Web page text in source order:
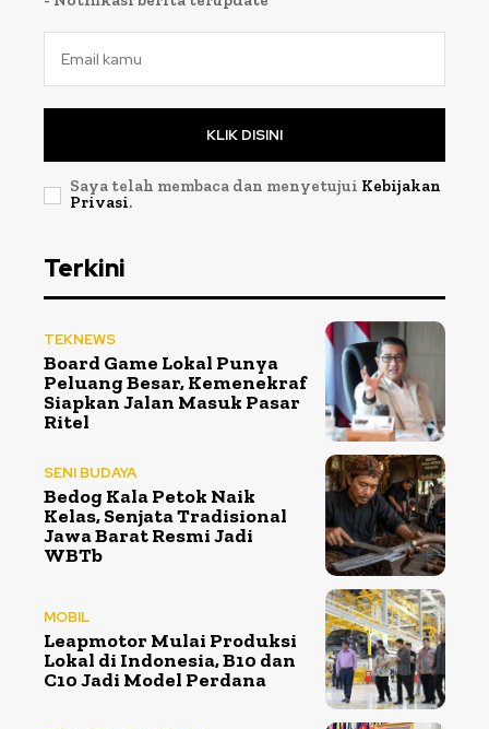
KLIK DISINI
Saya telah membaca dan menyetujui Kebijakan
Privasi.
Terkini
TEKNEWS
Board Game Lokal Punya
Peluang Besar, Kemenekraf
Siapkan Jalan Masuk Pasar
Ritel
SENI BUDAYA
Bedog Kala Petok Naik
Kelas, Senjata Tradisional
Jawa Barat Resmi Jadi
WBTb
MOBIL
Leapmotor Mulai Produksi
Lokal di Indonesia, B10 dan
C10 Jadi Model Perdana